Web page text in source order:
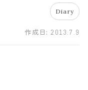
Diary
作成日:2013.7.9